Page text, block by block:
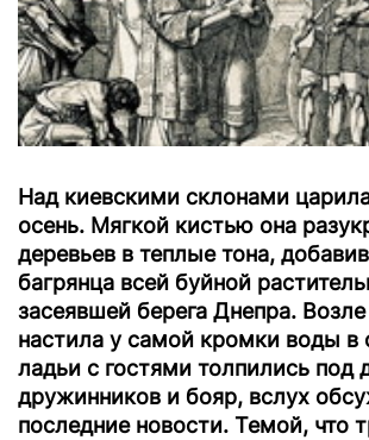
Над киевскими склонами
осень. Мягкой кистью она
деревьев в теплые тона,
багрянца всей буйной
засеявшей берега Днепра.
настила у самой кромки воды в
ладьи с гостями толпились под
дружинников и бояр, вслух
последние новости. Темой, что